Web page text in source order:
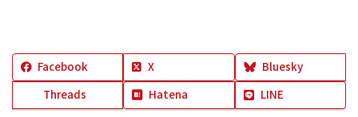
Facebook X
Bluesky
Threads
Hatena LINE